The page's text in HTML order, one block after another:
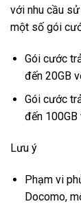
với nhu cầu
một số gói
Gói cước
đến 20GB
Gói cước
đến
Lưu ý
Phạm vi
Docomo,